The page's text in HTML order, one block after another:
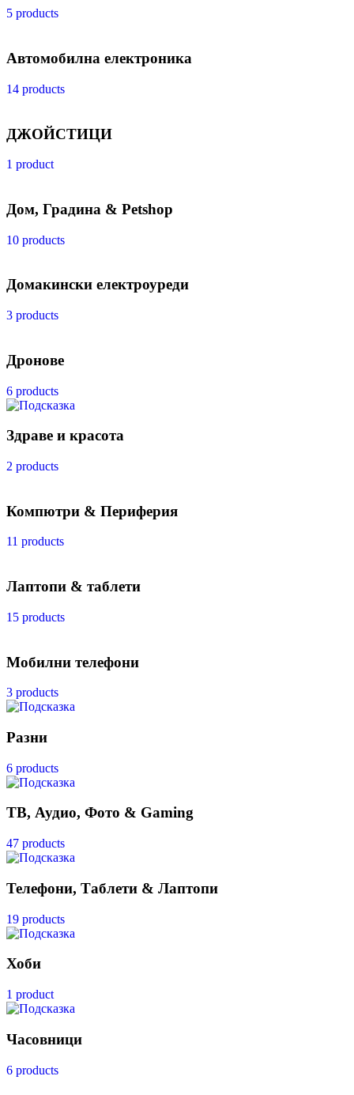
5 products
Автомобилна електроника
14 products
ДЖОЙСТИЦИ
1 product
Дом, Градина & Petshop
10 products
Домакински електроуреди
3 products
Дронове
6 products
Здраве и красота
2 products
Компютри & Периферия
11 products
Лаптопи & таблети
15 products
Мобилни телефони
3 products
Разни
6 products
ТВ, Аудио, Фото & Gaming
47 products
Телефони, Таблети & Лаптопи
19 products
Хоби
1 product
Часовници
6 products